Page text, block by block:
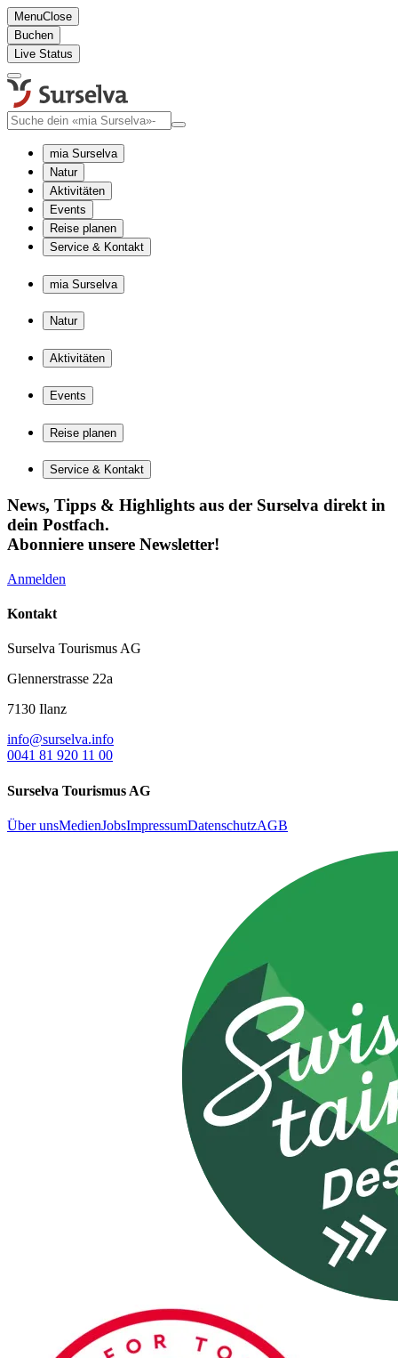
MenuClose
Buchen
Live Status
mia Surselva
Natur
Aktivitäten
Events
Reise planen
Service & Kontakt
mia Surselva
Natur
Aktivitäten
Events
Reise planen
Service & Kontakt
News, Tipps & Highlights aus der Surselva direkt in
dein Postfach.
Abonniere unsere Newsletter!
Anmelden
Kontakt
Surselva Tourismus AG
Glennerstrasse 22a
7130 Ilanz
info@surselva.info
0041 81 920 11 00
Surselva Tourismus AG
Über unsMedienJobsImpressumDatenschutzAGB